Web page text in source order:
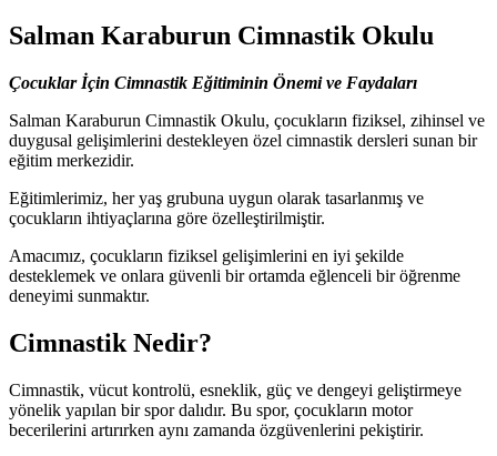
Salman Karaburun Cimnastik Okulu
Çocuklar İçin Cimnastik Eğitiminin Önemi ve Faydaları
Salman Karaburun Cimnastik Okulu, çocukların fiziksel, zihinsel ve
duygusal gelişimlerini destekleyen özel cimnastik dersleri sunan bir
eğitim merkezidir.
Eğitimlerimiz, her yaş grubuna uygun olarak tasarlanmış ve
çocukların ihtiyaçlarına göre özelleştirilmiştir.
Amacımız, çocukların fiziksel gelişimlerini en iyi şekilde
desteklemek ve onlara güvenli bir ortamda eğlenceli bir öğrenme
deneyimi sunmaktır.
Cimnastik Nedir?
Cimnastik, vücut kontrolü, esneklik, güç ve dengeyi geliştirmeye
yönelik yapılan bir spor dalıdır. Bu spor, çocukların motor
becerilerini artırırken aynı zamanda özgüvenlerini pekiştirir.